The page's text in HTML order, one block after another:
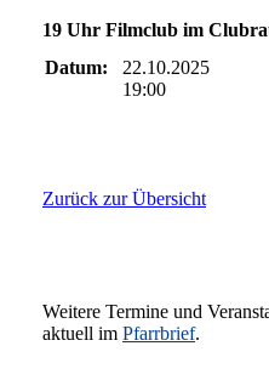
19 Uhr Filmclub im
Datum:
22.10.2025
19:00
Zurück zur Übersicht
Weitere Termine und
aktuell im Pfarrbrief.